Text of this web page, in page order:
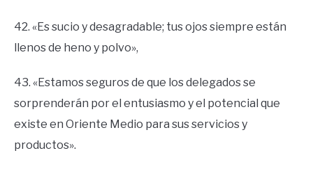
42. «Es sucio y desagradable; tus ojos siempre están
llenos de heno y polvo»,
43. «Estamos seguros de que los delegados se
sorprenderán por el entusiasmo y el potencial que
existe en Oriente Medio para sus servicios y
productos».